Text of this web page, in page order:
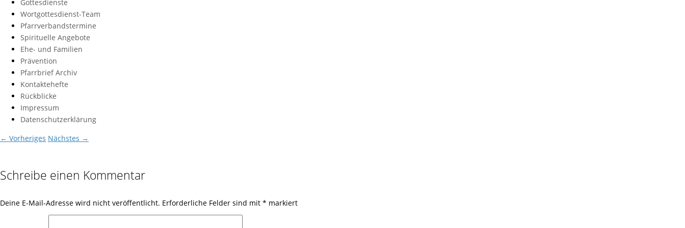
Gottesdienste
Wortgottesdienst-Team
Pfarrverbandstermine
Spirituelle Angebote
Ehe- und Familien
Prävention
Pfarrbrief Archiv
Kontaktehefte
Rückblicke
Impressum
Datenschutzerklärung
← Vorheriges Nächstes →
Schreibe einen Kommentar
Deine E-Mail-Adresse wird nicht veröffentlicht. Erforderliche Felder sind mit * markiert